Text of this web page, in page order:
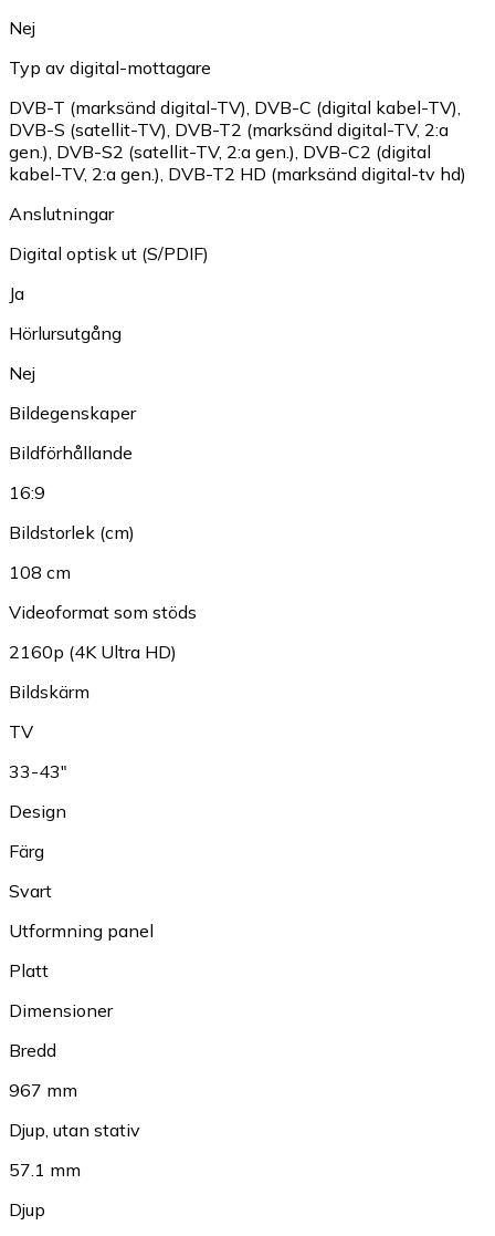
Nej
Typ av digital-mottagare
DVB-T (marksänd digital-TV) DVB-C (digital kabel-TV)
DVB-S (satellit-TV) DVB-T2 (marksänd digital-TV, 2:a
gen.) DVB-S2 (satellit-TV, 2:a gen.) DVB-C2 (digital
kabel-TV, 2:a gen.) DVB-T2 HD (marksänd digital-tv hd)
Anslutningar
Digital optisk ut (S/PDIF)
Ja
Hörlursutgång
Nej
Bildegenskaper
Bildförhållande
16:9
Bildstorlek (cm)
108 cm
Videoformat som stöds
2160p (4K Ultra HD)
Bildskärm
TV
33-43"
Design
Färg
Svart
Utformning panel
Platt
Dimensioner
Bredd
967 mm
Djup, utan stativ
57.1 mm
Djup